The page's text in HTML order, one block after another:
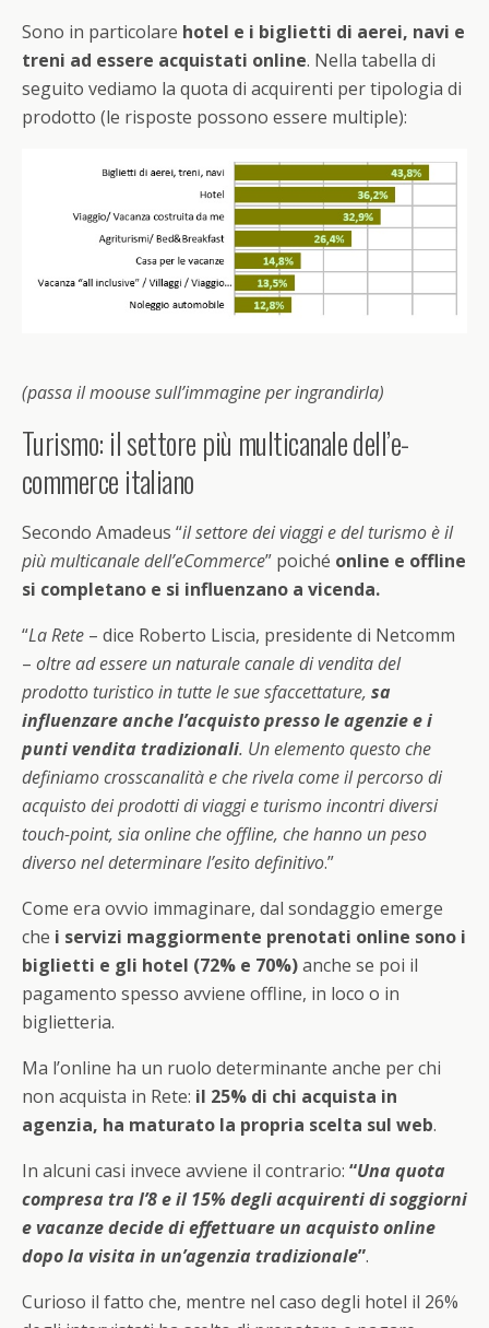
Sono in particolare hotel e i biglietti di aerei, navi e
treni ad essere acquistati online. Nella tabella di
seguito vediamo la quota di acquirenti per tipologia di
prodotto (le risposte possono essere multiple):
(passa il moouse sull’immagine per ingrandirla)
Turismo: il settore più multicanale dell’e-
commerce italiano
Secondo Amadeus “il settore dei viaggi e del turismo è il
più multicanale dell’eCommerce” poiché online e offline
si completano e si influenzano a vicenda.
“La Rete – dice Roberto Liscia, presidente di Netcomm
– oltre ad essere un naturale canale di vendita del
prodotto turistico in tutte le sue sfaccettature, sa
influenzare anche l’acquisto presso le agenzie e i
punti vendita tradizionali. Un elemento questo che
definiamo crosscanalità e che rivela come il percorso di
acquisto dei prodotti di viaggi e turismo incontri diversi
touch-point, sia online che offline, che hanno un peso
diverso nel determinare l’esito definitivo.”
Come era ovvio immaginare, dal sondaggio emerge
che i servizi maggiormente prenotati online sono i
biglietti e gli hotel (72% e 70%)anche se poi il
pagamento spesso avviene offline, in loco o in
biglietteria.
Ma l’online ha un ruolo determinante anche per chi
non acquista in Rete: il 25% di chi acquista in
agenzia, ha maturato la propria scelta sul web.
In alcuni casi invece avviene il contrario: “Una quota
compresa tra l’8 e il 15% degli acquirenti di soggiorni
e vacanze decide di effettuare un acquisto online
dopo la visita in un’agenzia tradizionale”.
Curioso il fatto che, mentre nel caso degli hotel il 26%